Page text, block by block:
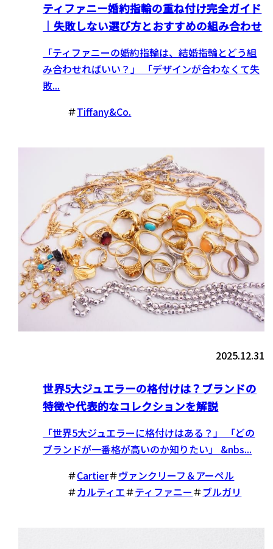
ティファニー婚約指輪の重ね付け完全ガイド
｜失敗しない選び方とおすすめの組み合わせ
「ティファニーの婚約指輪は、結婚指輪とどう組
み合わせればいい？」 「デザインが合わなくて失
敗...
＃Tiffany&Co.
2025.12.31
世界5大ジュエラーの格付けは？ブランドの
特徴や代表的なコレクションを解説
「世界5大ジュエラーに格付けはある？」 「どの
ブランドが一番格が高いのか知りたい」 &nbs...
＃Cartier＃ヴァンクリーフ＆アーペル
＃カルティエ＃ティファニー＃ブルガリ